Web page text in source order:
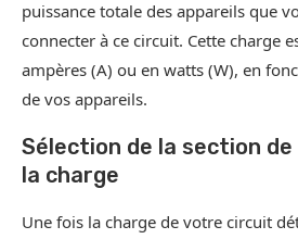
puissance totale des appareils que
connecter à ce circuit. Cette charge
ampères (A) ou en watts (W), en
de vos appareils.
Sélection de la section
la charge
Une fois la charge de votre circuit